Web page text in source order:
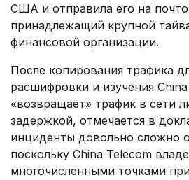
США и отправила его на
принадлежащий крупной
финансовой организации.
После копирования трафика
расшифровки и изучения
«возвращает» трафик в сети
задержкой, отмечается в
инциденты довольно сложно
поскольку China Telecom
многочисленными точками